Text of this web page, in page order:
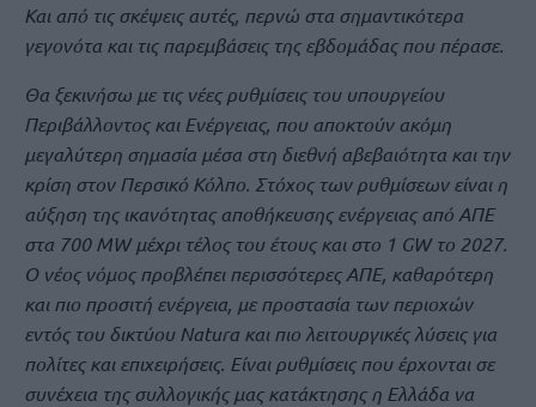
Και από τις σκέψεις αυτές, περνώ στα σημαντικότερα
γεγονότα και τις παρεμβάσεις της εβδομάδας που πέρασε.
Θα ξεκινήσω με τις νέες ρυθμίσεις του υπουργείου
Περιβάλλοντος και Ενέργειας, που αποκτούν ακόμη
μεγαλύτερη σημασία μέσα στη διεθνή αβεβαιότητα και την
κρίση στον Περσικό Κόλπο. Στόχος των ρυθμίσεων είναι η
αύξηση της ικανότητας αποθήκευσης ενέργειας από ΑΠΕ
στα 700 MW μέχρι τέλος του έτους και στο 1 GW το 2027.
Ο νέος νόμος προβλέπει περισσότερες ΑΠΕ, καθαρότερη
και πιο προσιτή ενέργεια, με προστασία των περιοχών
εντός του δικτύου Natura και πιο λειτουργικές λύσεις για
πολίτες και επιχειρήσεις. Είναι ρυθμίσεις που έρχονται σε
συνέχεια της συλλογικής μας κατάκτησης η Ελλάδα να